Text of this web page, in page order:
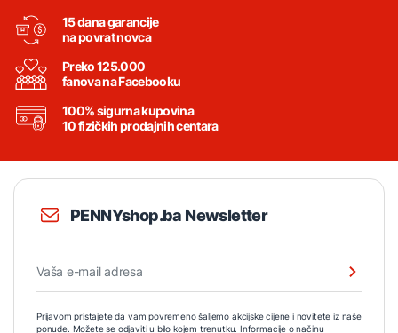
15 dana garancije
na povrat novca
Preko 125.000
fanova na Facebooku
100% sigurna kupovina
10 fizičkih prodajnih centara
PENNYshop.ba Newsletter
Prijavom pristajete da vam povremeno šaljemo akcijske cijene i novitete iz naše
ponude. Možete se odjaviti u bilo kojem trenutku. Informacije o načinu